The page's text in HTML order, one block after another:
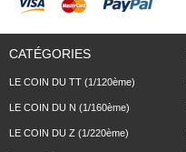
CATÉGORIES
LE COIN DU TT (1/120ème)
LE COIN DU N (1/160ème)
LE COIN DU Z (1/220ème)